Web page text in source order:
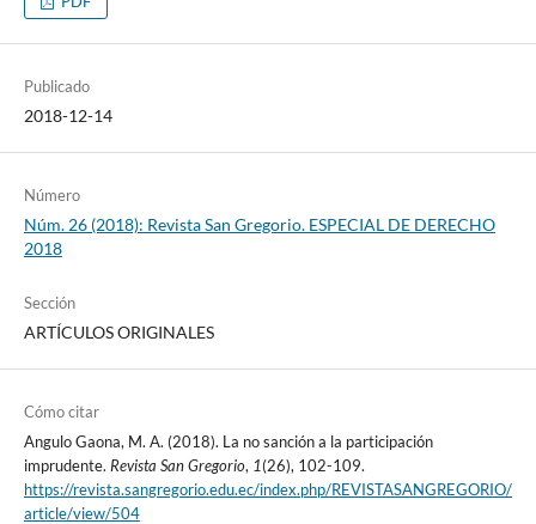
Publicado
2018-12-14
Número
Núm. 26 (2018): Revista San Gregorio. ESPECIAL DE DERECHO
2018
Sección
ARTÍCULOS ORIGINALES
Cómo citar
Angulo Gaona, M. A. (2018). La no sanción a la participación
imprudente. Revista San Gregorio, 1(26), 102-109.
https://revista.sangregorio.edu.ec/index.php/REVISTASANGREGORIO/
article/view/504